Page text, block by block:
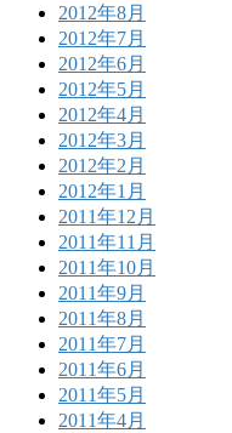
2012年8月
2012年7月
2012年6月
2012年5月
2012年4月
2012年3月
2012年2月
2012年1月
2011年12月
2011年11月
2011年10月
2011年9月
2011年8月
2011年7月
2011年6月
2011年5月
2011年4月